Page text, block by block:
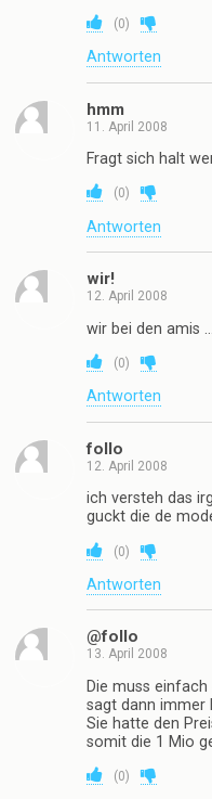
(0)
Antworten
hmm
11. April 2008
Fragt sich halt
(0)
Antworten
wir!
12. April 2008
wir bei den amis
(0)
Antworten
follo
12. April 2008
ich versteh das
guckt die de
(0)
Antworten
@follo
13. April 2008
Die muss
sagt dann immer
Sie hatte den
somit die 1 Mio
(0)